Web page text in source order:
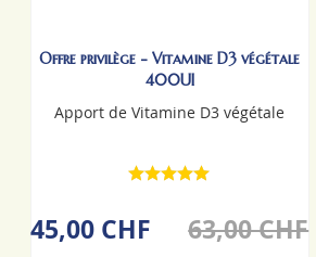
Offre privilège - Vitamine D3 végétale
400UI
Apport de Vitamine D3 végétale
45,00 CHF 63,00 CHF